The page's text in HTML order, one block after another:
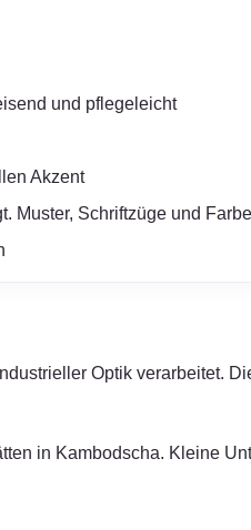
und pflegeleicht
Akzent
Muster, Schriftzüge und
Optik verarbeitet.
in Kambodscha. Kleine